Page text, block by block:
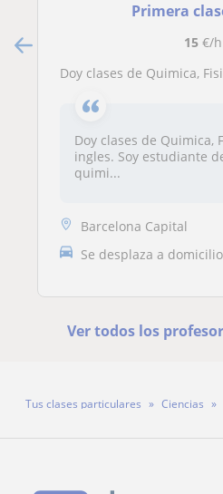
Primera
15€/h
Doy clases de Quimica, Fisica, biologia o ingles. Soy estudiante
Doy clases de Quimica,
ingles. Soy estudiante
quimi...
Barcelona Capital
Se desplaza a domicilio
Ver todos los
Tus clases particulares Ciencias